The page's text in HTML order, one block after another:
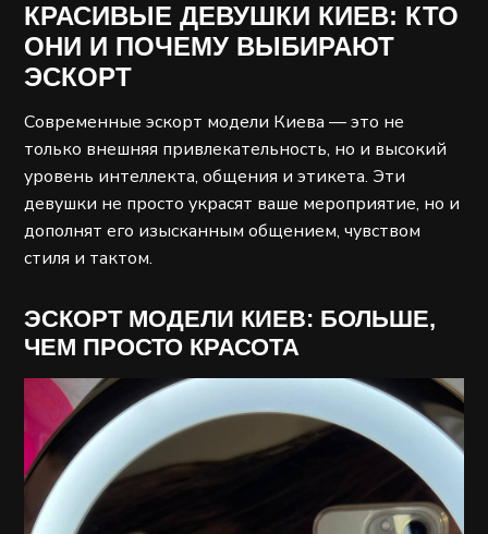
КРАСИВЫЕ ДЕВУШКИ КИЕВ: КТО
ОНИ И ПОЧЕМУ ВЫБИРАЮТ
ЭСКОРТ
Современные эскорт модели Киева — это не
только внешняя привлекательность, но и высокий
уровень интеллекта, общения и этикета. Эти
девушки не просто украсят ваше мероприятие, но и
дополнят его изысканным общением, чувством
стиля и тактом.
ЭСКОРТ МОДЕЛИ КИЕВ: БОЛЬШЕ,
ЧЕМ ПРОСТО КРАСОТА